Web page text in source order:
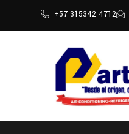
+57 315342 4712